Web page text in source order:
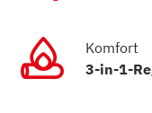
Komfort
3-in-1-